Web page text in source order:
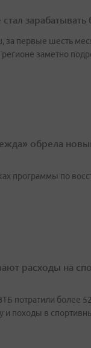
зарабатывать
за первые шесть
заметно
обрела
программы по
расходы на
потратили более
и походы в